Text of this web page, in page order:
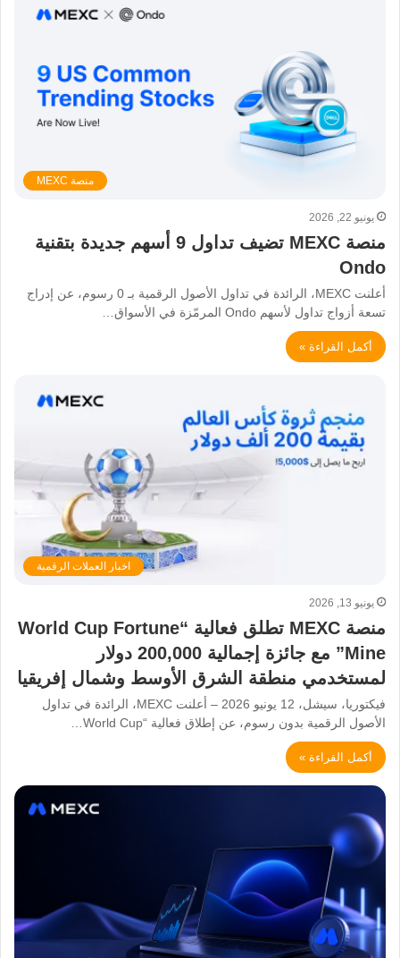
منصة MEXC
يونيو 22, 2026
منصة MEXC تضيف تداول 9 أسهم جديدة بتقنية
Ondo
أعلنت MEXC، الرائدة في تداول الأصول الرقمية بـ 0 رسوم، عن إدراج
تسعة أزواج تداول لأسهم Ondo المرمّزة في الأسواق…
أكمل القراءة »
اخبار العملات الرقمية
يونيو 13, 2026
منصة MEXC تطلق فعالية “World Cup Fortune
Mine” مع جائزة إجمالية 200,000 دولار
لمستخدمي منطقة الشرق الأوسط وشمال إفريقيا
فيكتوريا، سيشل، 12 يونيو 2026 – أعلنت MEXC، الرائدة في تداول
الأصول الرقمية بدون رسوم، عن إطلاق فعالية “World Cup…
أكمل القراءة »